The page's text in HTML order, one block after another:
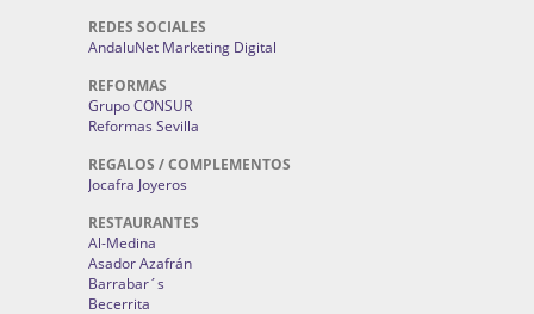
RECAMBIOS / AUTOREPUESTOS
Repuestos José Luis
REDES SOCIALES
AndaluNet Marketing Digital
Grupo CONSUR
Reformas Sevilla
REGALOS / COMPLEMENTOS
Jocafra Joyeros
RESTAURANTES
Al-Medina